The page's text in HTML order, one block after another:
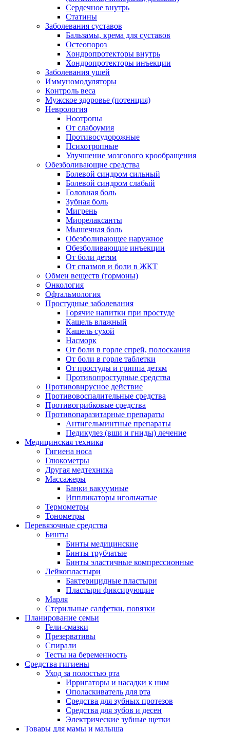
Сердечное внутрь
Статины
Заболевания суставов
Бальзамы, крема для суставов
Остеопороз
Хондропротекторы внутрь
Хондропротекторы инъекции
Заболевания ушей
Иммуномодуляторы
Контроль веса
Мужское здоровье (потенция)
Неврология
Ноотропы
От слабоумия
Противосудорожные
Психотропные
Улучшение мозгового крообращения
Обезболивающие средства
Болевой синдром сильный
Болевой синдром слабый
Головная боль
Зубная боль
Мигрень
Миорелаксанты
Мышечная боль
Обезболивающее наружное
Обезболивающие инъекции
От боли детям
От спазмов и боли в ЖКТ
Обмен веществ (гормоны)
Онкология
Офтальмология
Простудные заболевания
Горячие напитки при простуде
Кашель влажный
Кашель сухой
Насморк
От боли в горле спрей, полоскания
От боли в горле таблетки
От простуды и гриппа детям
Противопростудные средства
Противовирусное действие
Противовоспалительные средства
Противогрибковые средства
Противопаразитарные препараты
Антигельминтные препараты
Педикулез (вши и гниды) лечение
Медицинская техника
Гигиена носа
Глюкометры
Другая медтехника
Массажеры
Банки вакуумные
Иппликаторы игольчатые
Термометры
Тонометры
Перевязочные средства
Бинты
Бинты медицинские
Бинты трубчатые
Бинты эластичные компрессионные
Лейкопластыри
Бактерицидные пластыри
Пластыри фиксирующие
Марля
Стерильные салфетки, повязки
Планирование семьи
Гели-смазки
Презервативы
Спирали
Тесты на беременность
Средства гигиены
Уход за полостью рта
Ирригаторы и насадки к ним
Ополаскиватель для рта
Средства для зубных протезов
Средства для зубов и десен
Электрические зубные щетки
Товары для мамы и малыша